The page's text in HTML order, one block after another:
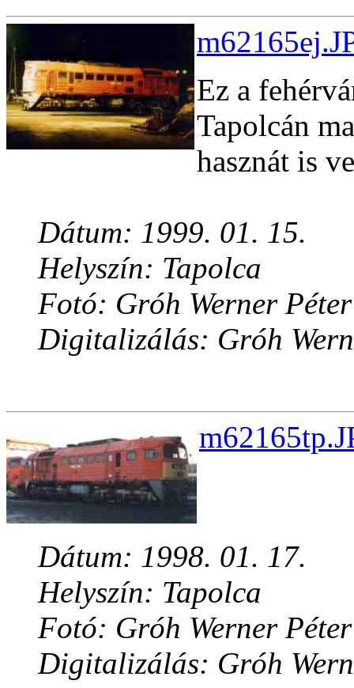
Ez a
Tapolcán
hasznát is
Dátum: 1999. 01. 15.
Helyszín: Tapolca
Fotó: Gróh Werner Péter
Digitalizálás: Gróh
Dátum: 1998. 01. 17.
Helyszín: Tapolca
Fotó: Gróh Werner Péter
Digitalizálás: Gróh